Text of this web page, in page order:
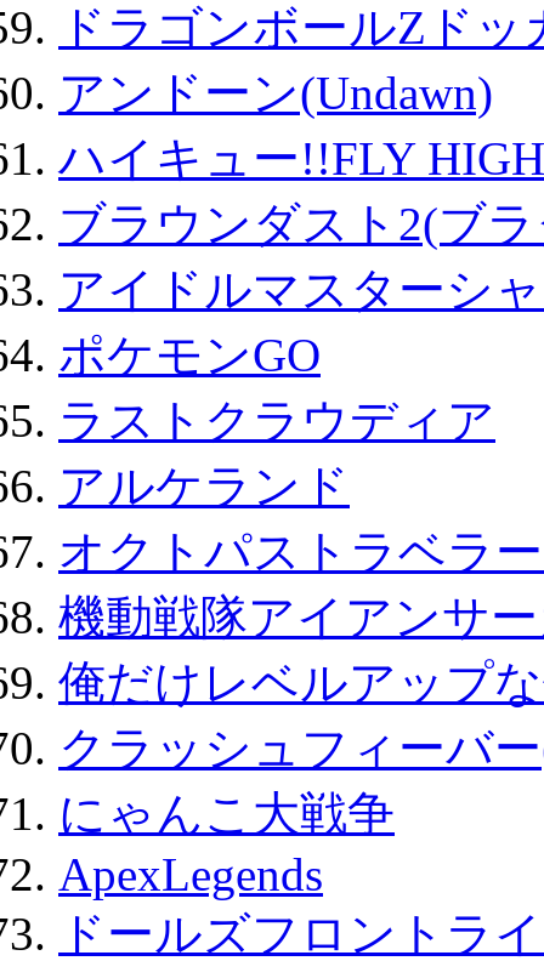
ドラゴンボールZド
アンドーン(Undawn)
ハイキュー!!FLY HIGH
ブラウンダスト2(ブ
アイドルマスターシ
ポケモンGO
ラストクラウディア
アルケランド
オクトパストラベラ
機動戦隊アイアンサ
俺だけレベルアップ
クラッシュフィーバ
にゃんこ大戦争
ApexLegends
ドールズフロントラ